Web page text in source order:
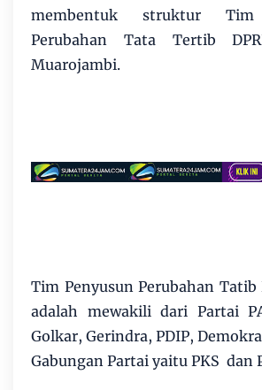
membentuk struktur Tim
Perubahan Tata Tertib
Muarojambi.
Tim Penyusun Perubahan Tatib
adalah mewakili dari Partai
Golkar, Gerindra, PDIP,
Gabungan Partai yaitu PKS dan